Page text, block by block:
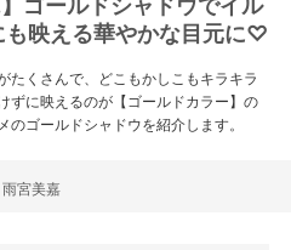
ゴールドシャドウでイル
も映える華やかな目元に♡
たくさんで、どこもかしこもキラキラ
ずに映えるのが【ゴールドカラー】の
ゴールドシャドウを紹介します。
雨宮美嘉